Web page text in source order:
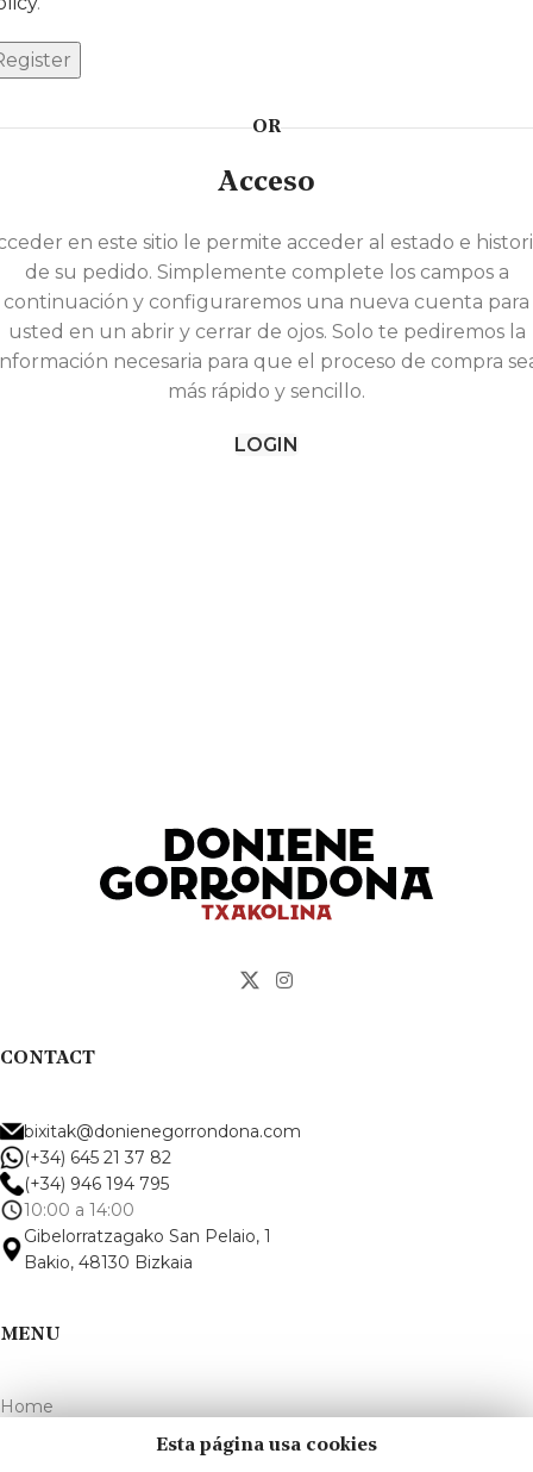
OR
Acceso
en este sitio le permite acceder al estado e
de su pedido. Simplemente complete los campos a
continuación y configuraremos una nueva cuenta para
usted en un abrir y cerrar de ojos. Solo te pediremos la
necesaria para que el proceso de compra
más rápido y sencillo.
LOGIN
CONTACT
bixitak@donienegorrondona.com
(+34) 645 21 37 82
(+34) 946 194 795
10:00 a 14:00
Gibelorratzagako San Pelaio, 1
Bakio, 48130 Bizkaia
MENU
Home
Vineyards and wineryEsta página usa cookies